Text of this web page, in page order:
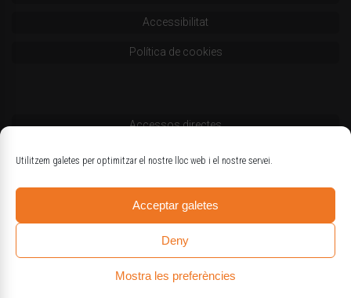
Utilitzem galetes per optimitzar el nostre lloc web i el nostre servei.
Acceptar galetes
Deny
Mostra les preferències
Accessibilitat
Política de cookies
Accessos directes
Codi deontològic
Logotips oficials